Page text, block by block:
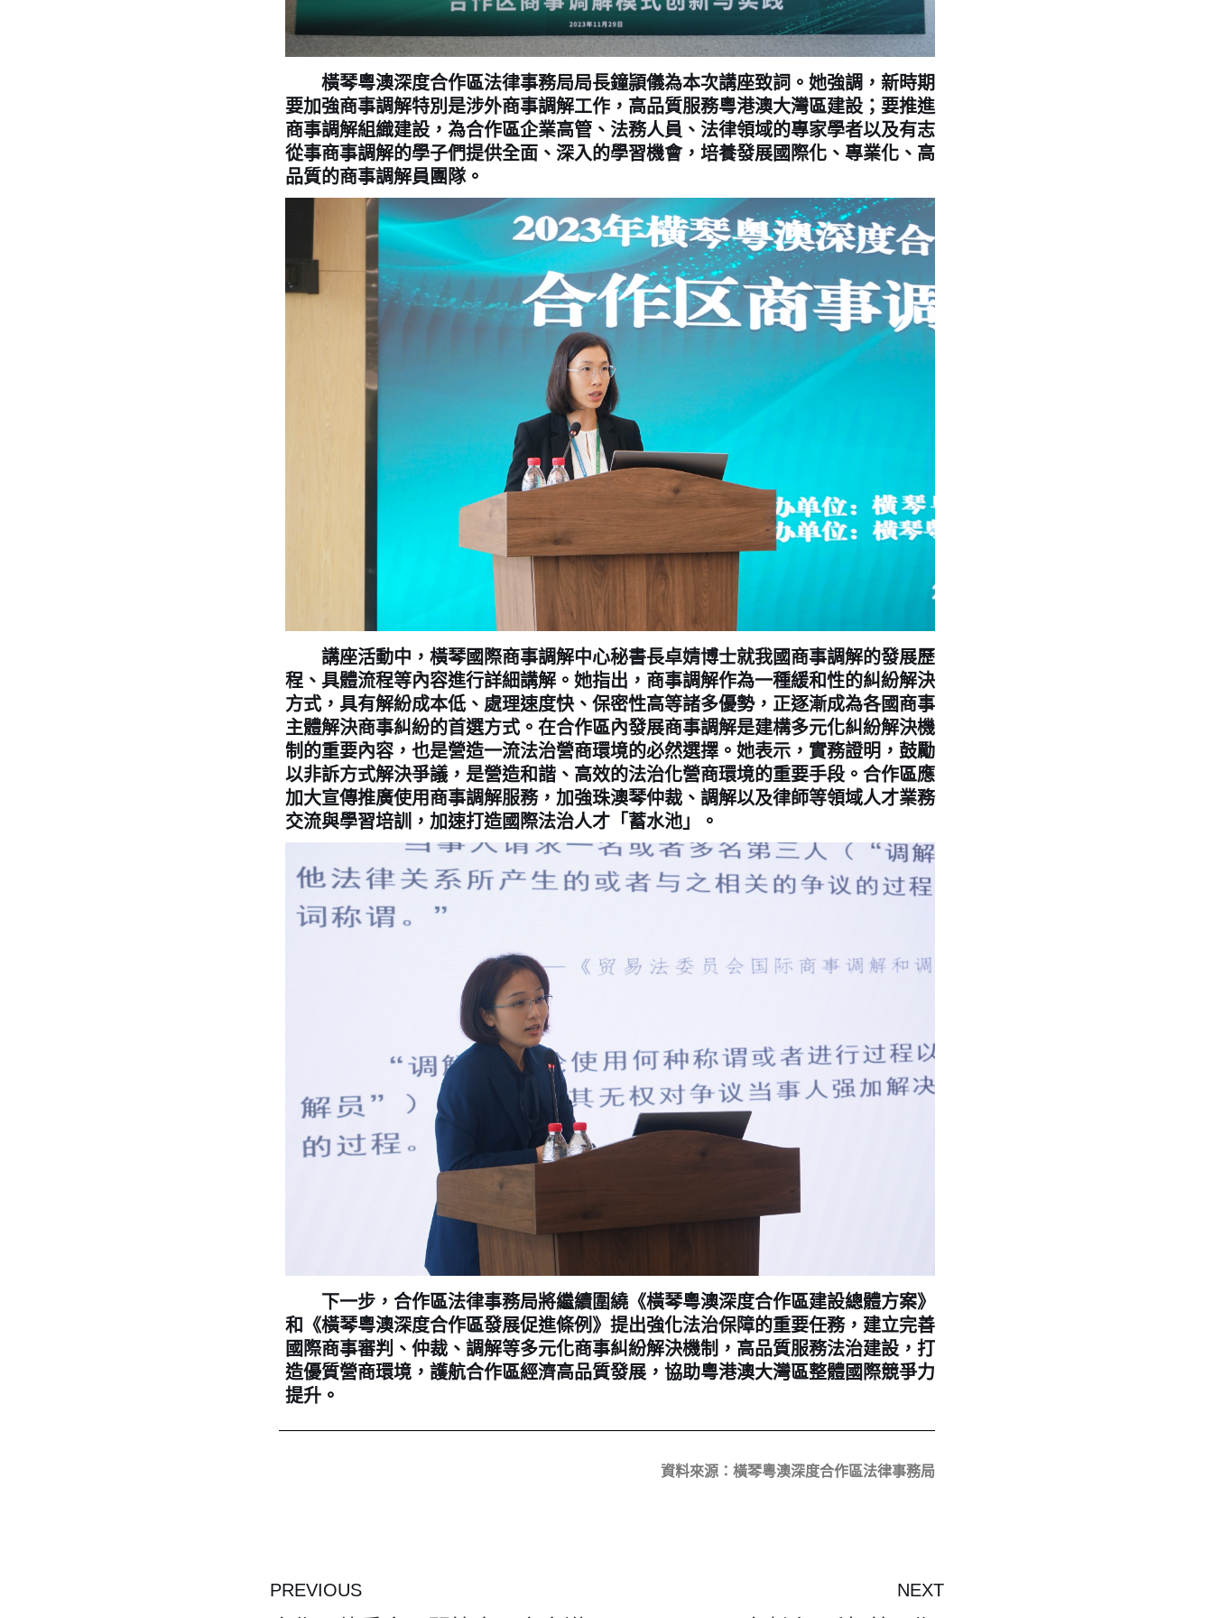
橫琴粵澳深度合作區法律事務局局長鐘頴儀為本次講座致詞。她強調，新時期
要加強商事調解特別是涉外商事調解工作，高品質服務粵港澳大灣區建設；要推進
商事調解組織建設，為合作區企業高管、法務人員、法律領域的專家學者以及有志
從事商事調解的學子們提供全面、深入的學習機會，培養發展國際化、專業化、高
品質的商事調解員團隊。
講座活動中，橫琴國際商事調解中心秘書長卓婧博士就我國商事調解的發展歷
程、具體流程等內容進行詳細講解。她指出，商事調解作為一種緩和性的糾紛解決
方式，具有解紛成本低、處理速度快、保密性高等諸多優勢，正逐漸成為各國商事
主體解決商事糾紛的首選方式。在合作區內發展商事調解是建構多元化糾紛解決機
制的重要內容，也是營造一流法治營商環境的必然選擇。她表示，實務證明，鼓勵
以非訴方式解決爭議，是營造和諧、高效的法治化營商環境的重要手段。合作區應
加大宣傳推廣使用商事調解服務，加強珠澳琴仲裁、調解以及律師等領域人才業務
交流與學習培訓，加速打造國際法治人才「蓄水池」。
下一步，合作區法律事務局將繼續圍繞《橫琴粵澳深度合作區建設總體方案》
和《橫琴粵澳深度合作區發展促進條例》提出強化法治保障的重要任務，建立完善
國際商事審判、仲裁、調解等多元化商事糾紛解決機制，高品質服務法治建設，打
造優質營商環境，護航合作區經濟高品質發展，協助粵港澳大灣區整體國際競爭力
提升。
資料來源：橫琴粵澳深度合作區法律事務局
PREVIOUS NEXT